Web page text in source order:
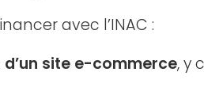
avec l’INAC :
site e-commerce, y